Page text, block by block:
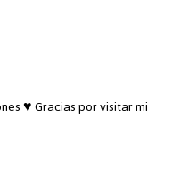
♥ Gracias por visitar mi